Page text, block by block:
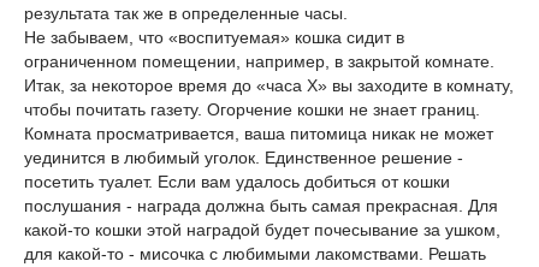
результата так же в определенные часы.
Не забываем, что «воспитуемая» кошка сидит в
ограниченном помещении, например, в закрытой комнате.
Итак, за некоторое время до «часа X» вы заходите в комнату,
чтобы почитать газету. Огорчение кошки не знает границ.
Комната просматривается, ваша питомица никак не может
уединится в любимый уголок. Единственное решение -
посетить туалет. Если вам удалось добиться от кошки
послушания - награда должна быть самая прекрасная. Для
какой-то кошки этой наградой будет почесывание за ушком,
для какой-то - мисочка с любимыми лакомствами. Решать